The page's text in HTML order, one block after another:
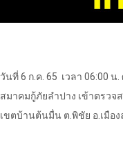
วันที่6 ก.ค. 65 เวลา 06:00 น.
สมาคมกู้ภัยลำปาง เข้าตรวจ
เขตบ้านต้นมื่น ต.พิชัย อ.เมือ